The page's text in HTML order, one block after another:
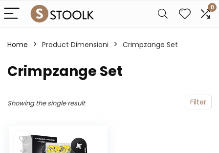
0
Home Product Dimensioni ‎Crimpzange Set
‎Crimpzange Set
Filter
Showing the single result